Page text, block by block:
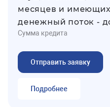
месяцев и
денежный поток -
Сумма кредита
Отправить заявку
Подробнее